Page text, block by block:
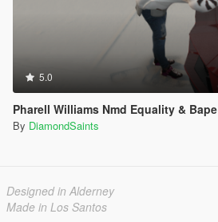
5.0
Pharell Williams Nmd Equality & Bape
By DiamondSaints
Designed in Alderney
Made in Los Santos